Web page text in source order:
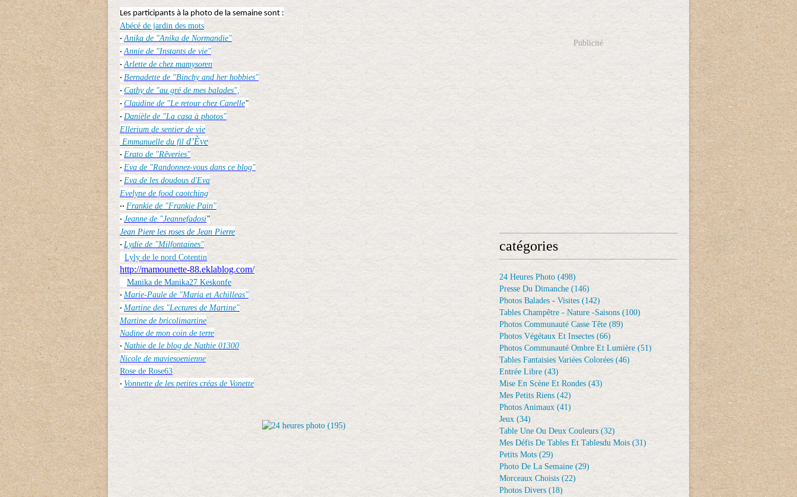
Les participants à la photo de la semaine sont :
Abécé de jardin des mots
·Anika de "Anika de Normandie"
·Annie de "Instants de vie"
·Arlette de chez mamysoren
· Bernadette de "Binchy and her hobbies"
· Cathy de "au gré de mes balades",
· Claudine de "Le retour chez Canelle"
· Danièle de "La casa à photos"
Ellerium de sentier de vie
Emmanuelle du fil d’Ève
· Erato de "Rêveries"
· Eva de "Randonnez-vous dans ce blog"
· Eva de les doudous d'Eva
Evelyne de food caotching
·· Frankie de "Frankie Pain"
· Jeanne de "Jeannefadosi"
Jean Piere les roses de Jean Pierre
· Lydie de "Milfontaines"
Lyly de le nord Cotentin
http://mamounette-88.eklablog.com/
Manika de Manika27 Keskonfe
· Marie-Paule de "Maria et Achilleas"
· Martine des "Lectures de Martine"
Martine de bricolimartine
Nadine de mon coin de terre
· Nathie de le blog de Nathie 01300
Nicole de maviesoenienne
Rose de Rose63
· Vonnette de les petites créas de Vonette
Publicité
catégories
24 Heures Photo (498)
Presse Du Dimanche (146)
Photos Balades - Visites (142)
Tables Champêtre - Nature -saisons (100)
Photos Communauté Casse Tête (89)
Photos Végétaux Et Insectes (66)
Photos Communauté Ombre Et Lumière (51)
Tables Fantaisies Variées Colorées (46)
Entrée Libre (43)
Mise En Scène Et Rondes (43)
Mes Petits Riens (42)
Photos Animaux (41)
Jeux (34)
Table Une Ou Deux Couleurs (32)
Mes Défis De Tables Et Tablesdu Mois (31)
Petits Mots (29)
Photo De La Semaine (29)
Morceaux Choisis (22)
Photos Divers (18)